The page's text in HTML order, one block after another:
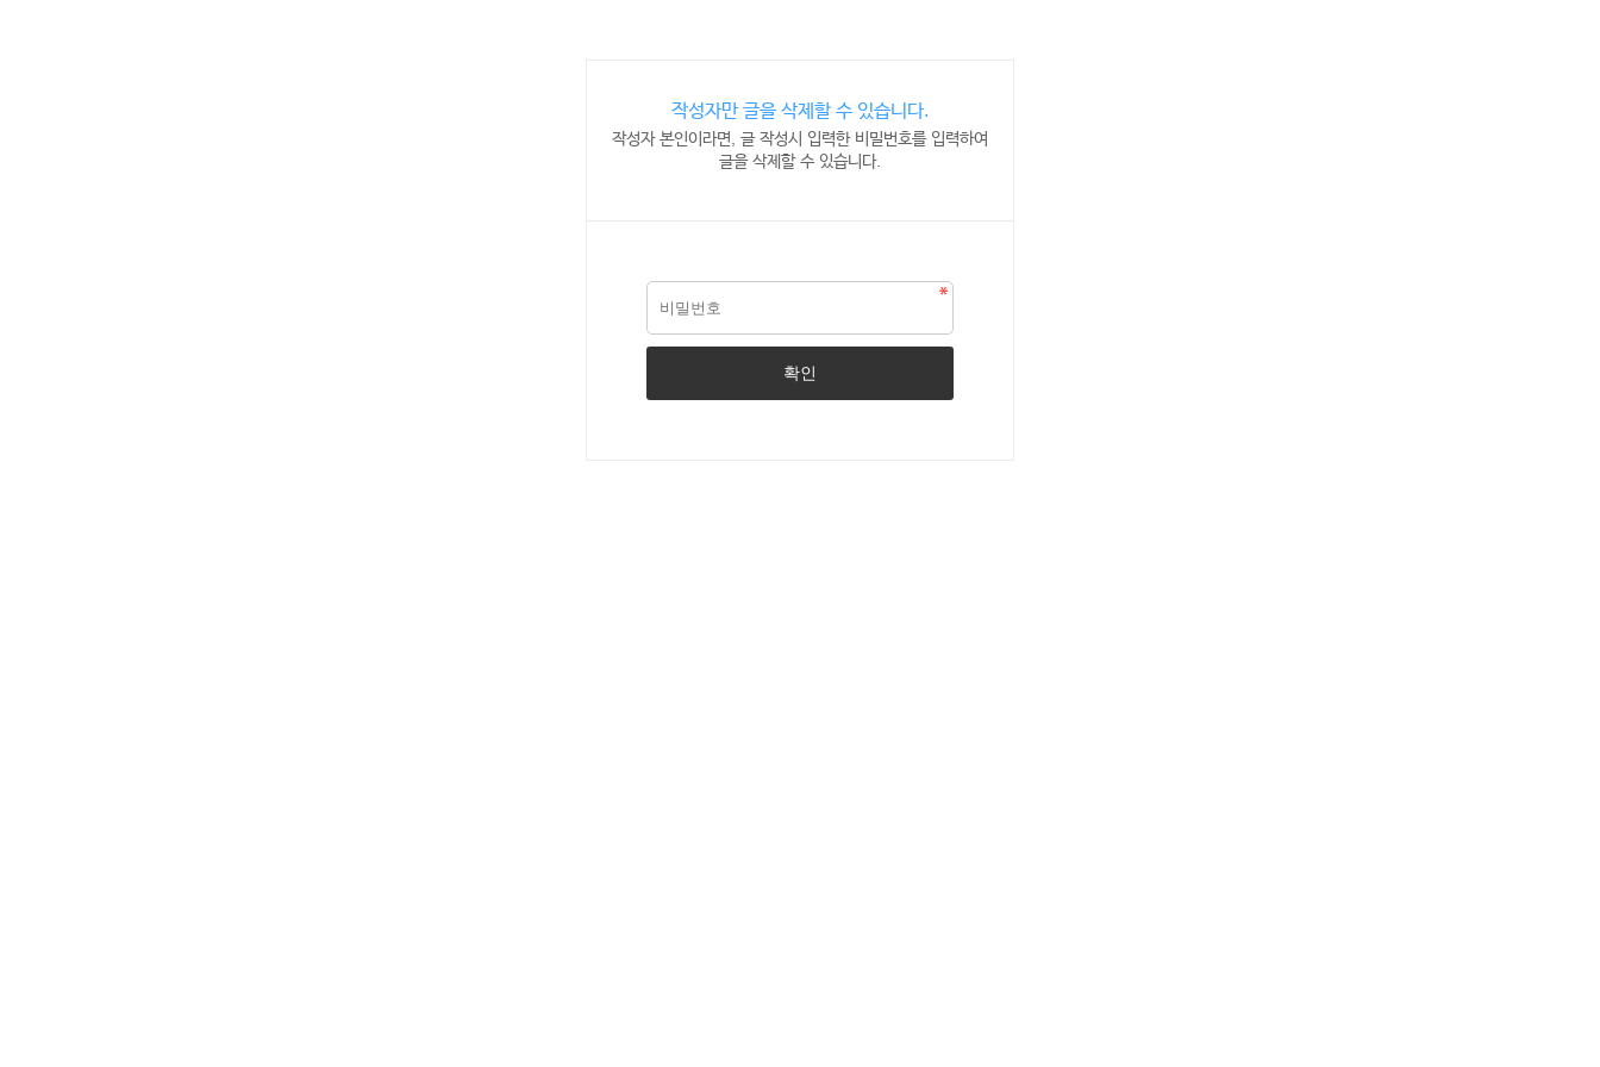
작성자만 글을 삭제할 수 있습니다.
작성자 본인이라면, 글 작성시 입력한 비밀번호를 입력하여
글을 삭제할 수 있습니다.